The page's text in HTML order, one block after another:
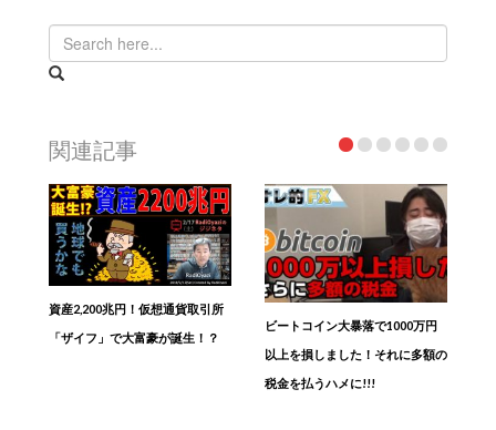
関連記事
資産2,200兆円！仮想通貨取引所
「ザイフ」で大富豪が誕生！？
ビートコイン大暴落で1000万円
以上を損しました！それに多額の
税金を払うハメに!!!